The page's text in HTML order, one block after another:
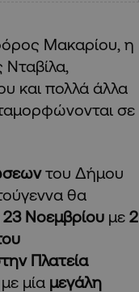
Μακαρίου, η
και πολλά άλλα
σε
του Δήμου
θα
Νοεμβρίου με 2
Πλατεία
μία μεγάλη